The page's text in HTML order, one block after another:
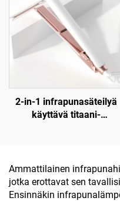
2-in-1 infrapunasäteilyä
käyttävä titaani-
Ammattilainen
jotka erottavat sen
Ensinnäkin